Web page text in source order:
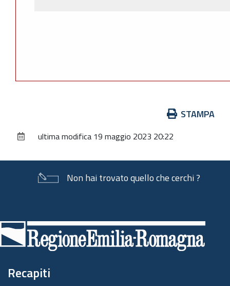
documento
STAMPA
ultima modifica 19 maggio 2023 20:22
Non hai trovato quello che cerchi ?
di
pagina
Recapiti